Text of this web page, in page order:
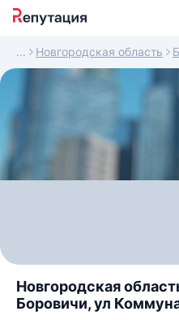
Новгородская область
Новгородская
Боровичи, ул